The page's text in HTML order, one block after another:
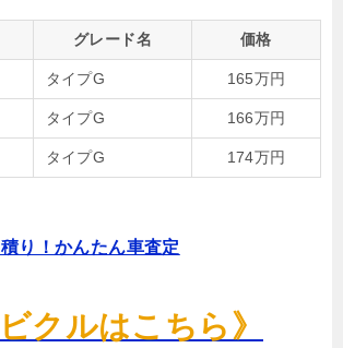
グレード名 価格
タイプG 165万円
タイプG 166万円
タイプG 174万円
り！かんたん車査定
ビクルはこちら》